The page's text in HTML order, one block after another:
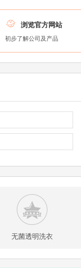
 浏览官方网站
初步了解公司及产品
无菌透明洗衣